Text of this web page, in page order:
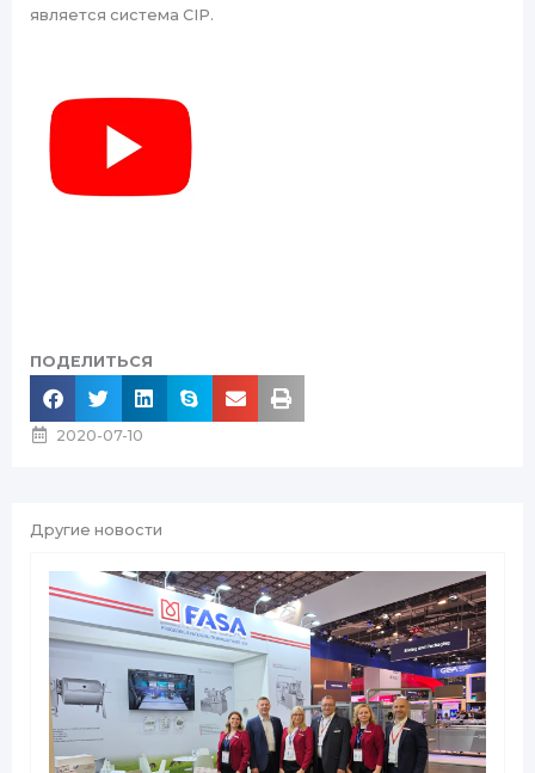
является система CIP.
ПОДЕЛИТЬСЯ
2020-07-10
Другие новости